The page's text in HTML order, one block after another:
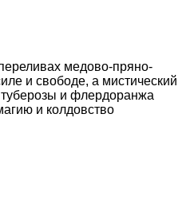
медово-пряно-
и свободе, а мистический
и флердоранжа
и колдовство